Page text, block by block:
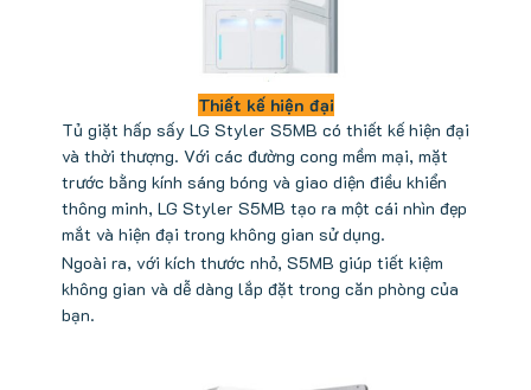
Thiết kế hiện đại
Tủ giặt hấp sấy LG Styler S5MB có thiết kế hiện đại
và thời thượng. Với các đường cong mềm mại, mặt
trước bằng kính sáng bóng và giao diện điều khiển
thông minh, LG Styler S5MB tạo ra một cái nhìn đẹp
mắt và hiện đại trong không gian sử dụng.
Ngoài ra, với kích thước nhỏ, S5MB giúp tiết kiệm
không gian và dễ dàng lắp đặt trong căn phòng của
bạn.